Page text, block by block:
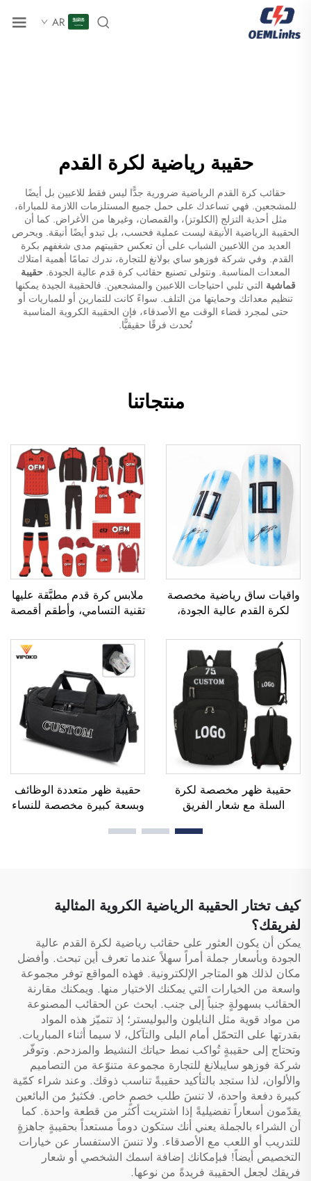
AR
حقيبة رياضية لكرة القدم
حقائب كرة القدم الرياضية ضرورية جدًّا ليس فقط للاعبين بل أيضًا
للمشجعين. فهي تساعدك على حمل جميع المستلزمات اللازمة للمباراة،
مثل أحذية التزلج (الكلوتز)، والقمصان، وغيرها من الأغراض. كما أن
الحقيبة الرياضية الأنيقة ليست عملية فحسب، بل تبدو أيضًا أنيقة. ويحرص
العديد من اللاعبين الشباب على أن تعكس حقيبتهم مدى شغفهم بكرة
القدم. وفي شركة فوزهو ساي بولانغ للتجارة، ندرك تمامًا أهمية امتلاك
المعدات المناسبة. ونتولى تصنيع حقائب كرة قدم عالية الجودة. حقيبة
قماشية التي تلبي احتياجات اللاعبين والمشجعين. فالحقيبة الجيدة يمكنها
تنظيم معداتك وحمايتها من التلف. سواءً كانت للتمارين أو للمباريات أو
حتى لمجرد قضاء الوقت مع الأصدقاء، فإن الحقيبة الكروية المناسبة
تُحدث فرقًا حقيقيًّا.
منتجاتنا
واقيات ساق رياضية مخصصة
لكرة القدم عالية الجودة،
القدم، وواقيات للساقين،
وواقيات للساق (شين غارد)
لرياضة كرة القدم والكرة
المستديرة
ملابس كرة قدم مطبَّقة عليها
تقنية التسامي، وأطقم أقمصة
أثناء التدريب، وملابس رياضية
مخصصة لكرة القدم، وزي
فريق كرة القدم
حقيبة ظهر مخصصة لكرة
السلة مع شعار الفريق
الاستخدام، مدرسية، حرارية،
حقيبة ظهر متعددة الوظائف
وبسعة كبيرة مخصصة للنساء
مساحة مخصصة للأحذية،
كيف تختار الحقيبة الرياضية الكروية المثالية
لفريقك؟
يمكن أن يكون العثور على حقائب رياضية لكرة القدم عالية
الجودة وبأسعار جملة أمراً سهلاً عندما تعرف أين تبحث. وأفضل
مكان لذلك هو المتاجر الإلكترونية. فهذه المواقع توفر مجموعة
واسعة من الخيارات التي يمكنك الاختيار منها. ويمكنك مقارنة
الحقائب بسهولةٍ جنباً إلى جنب. ابحث عن الحقائب المصنوعة
من مواد قوية مثل النايلون والبوليستر؛ إذ تتميّز هذه المواد
بقدرتها على التحمّل أمام البلى والتآكل، لا سيما أثناء المباريات.
وتحتاج إلى حقيبةٍ تُواكب نمط حياتك النشيط والمزدحم. وتوفّر
شركة فوزهو سايبلانغ للتجارة مجموعة متنوّعة من التصاميم
والألوان، لذا ستجد بالتأكيد حقيبةً تناسب ذوقك. وعند شراء كمّية
كبيرة دفعة واحدة، لا تنسَ طلب خصمٍ خاص. فكثيرٌ من البائعين
يقدّمون أسعاراً تفضيليةً إذا اشتريت أكثر من قطعة واحدة. كما
أن الشراء بالجملة يعني أنك ستكون دوماً مستعداً بحقيبةٍ جاهزةٍ
للتدريب أو اللعب مع الأصدقاء. ولا تنسَ الاستفسار عن خيارات
التخصيص أيضاً! فبإمكانك إضافة اسمك الشخصي أو شعار
فريقك لجعل الحقيبة فريدةً من نوعها.